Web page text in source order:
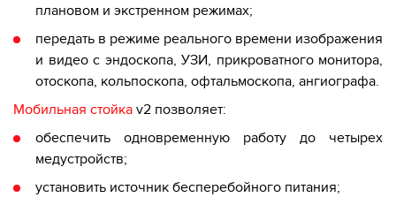
плановом и экстренном режимах;
передать в режиме реального времени изображения
и видео с эндоскопа, УЗИ, прикроватного монитора,
отоскопа, кольпоскопа, офтальмоскопа, ангиографа.
Мобильная стойка v2 позволяет:
обеспечить одновременную работу до четырех
медустройств;
установить источник бесперебойного питания;